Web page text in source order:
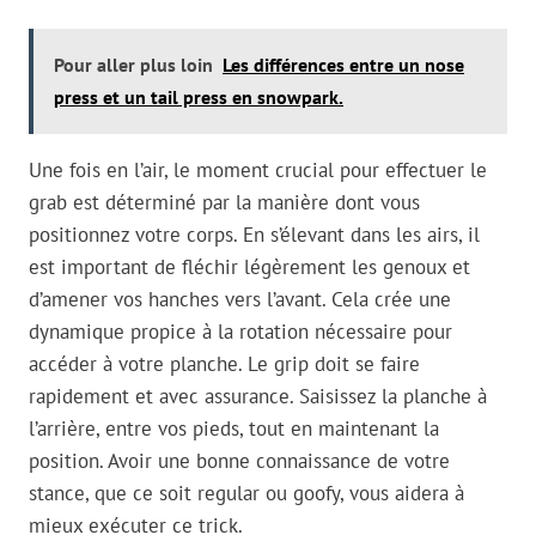
Pour aller plus loin Les différences entre un nose
press et un tail press en snowpark.
Une fois en l’air, le moment crucial pour effectuer le
grab est déterminé par la manière dont vous
positionnez votre corps. En s’élevant dans les airs, il
est important de fléchir légèrement les genoux et
d’amener vos hanches vers l’avant. Cela crée une
dynamique propice à la rotation nécessaire pour
accéder à votre planche. Le grip doit se faire
rapidement et avec assurance. Saisissez la planche à
l’arrière, entre vos pieds, tout en maintenant la
position. Avoir une bonne connaissance de votre
stance, que ce soit regular ou goofy, vous aidera à
mieux exécuter ce trick.